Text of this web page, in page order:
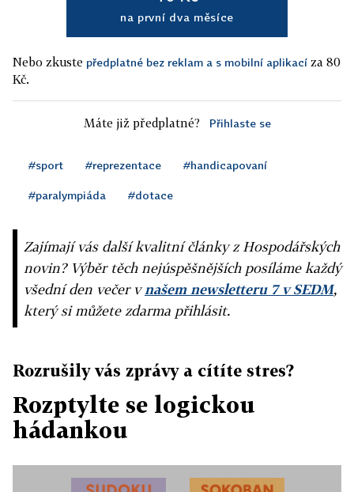
na první dva měsíce
Nebo zkuste předplatné bez reklam a s mobilní aplikací za 80
Kč.
Máte již předplatné? Přihlaste se
#sport #reprezentace #handicapovaní
#paralympiáda #dotace
Zajímají vás další kvalitní články z Hospodářských
novin? Výběr těch nejúspěšnějších posíláme každý
všední den večer vnašem newsletteru 7 v SEDM,
který si můžete zdarma přihlásit.
Rozrušily vás zprávy a cítíte stres?
Rozptylte se logickou
hádankou